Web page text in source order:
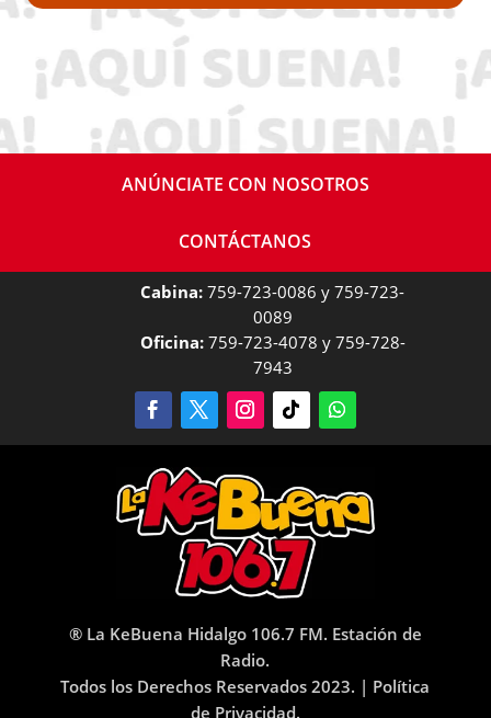
ANÚNCIATE CON NOSOTROS
CONTÁCTANOS
Cabina: 759-723-0086 y 759-723-
0089
Oficina:759-723-4078 y 759-728-
7943
® La KeBuena Hidalgo 106.7 FM. Estación de
Radio.
Todos los Derechos Reservados 2023. | Política
de Privacidad.